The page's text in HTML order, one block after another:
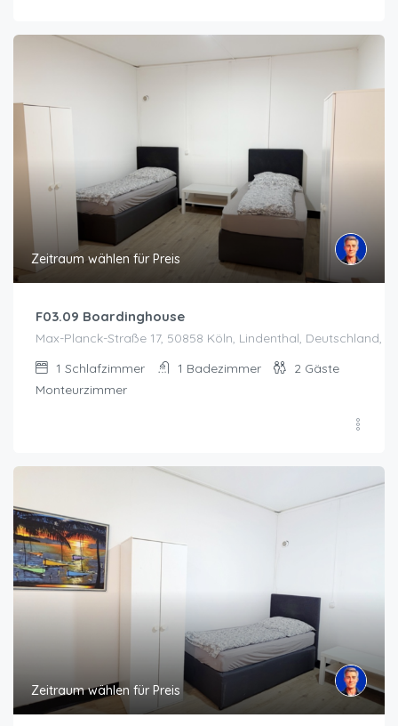
Zeitraum wählen für Preis
F03.09 Boardinghouse
Max-Planck-Straße 17, 50858 Köln, Lindenthal, Deutschland,
1 Schlafzimmer 1 Badezimmer 2 Gäste
Monteurzimmer
Zeitraum wählen für Preis